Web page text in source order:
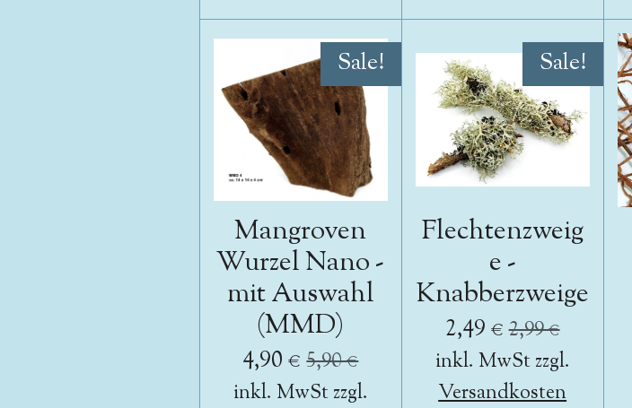
Sale!
Mangroven
Wurzel Nano -
mit Auswahl
(MMD)
4,90 € 5,90 €
inkl. MwSt zzgl.
Sale!
Flechtenzweig
e -
Knabberzweige
2,49 € 2,99 €
inkl. MwSt zzgl.
Versandkosten